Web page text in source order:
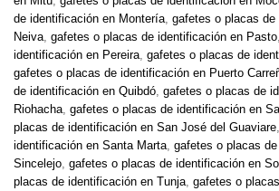
de identificación en Montería, gafetes o placas
Neiva, gafetes o placas de identificación en Pasto,
identificación en Pereira, gafetes o placas de
gafetes o placas de identificación en Puerto
de identificación en Quibdó, gafetes o placas de
Riohacha, gafetes o placas de identificación en
placas de identificación en San José del Guaviare,
identificación en Santa Marta, gafetes o placas
Sincelejo, gafetes o placas de identificación en
placas de identificación en Tunja, gafetes o